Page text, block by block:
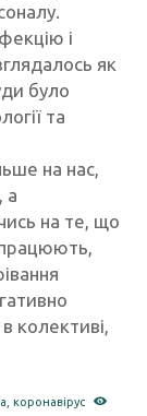
і
як
було
та
на нас,
а
на те, що
колективі,
,коронавірус